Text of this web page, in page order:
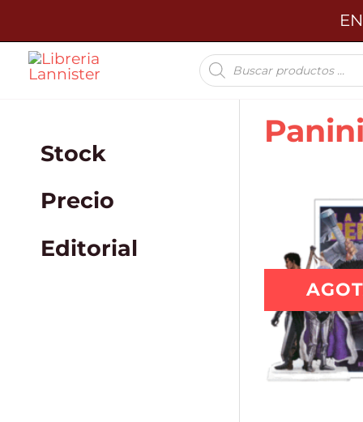
al
contenido
Búsqueda
de
productos
Stock
Precio
Editorial